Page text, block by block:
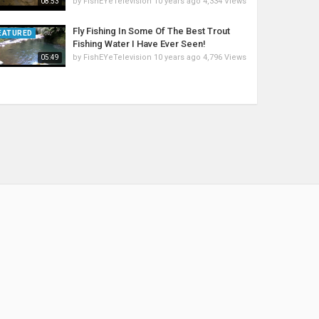
05:49
Fly Fishing In Some Of The Best Trout
Fishing Water I Have Ever Seen!
by FishEYeTelevision 10 years ago 4,796 Views